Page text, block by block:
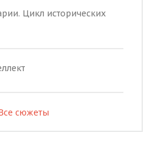
Цикл исторических
сюжеты